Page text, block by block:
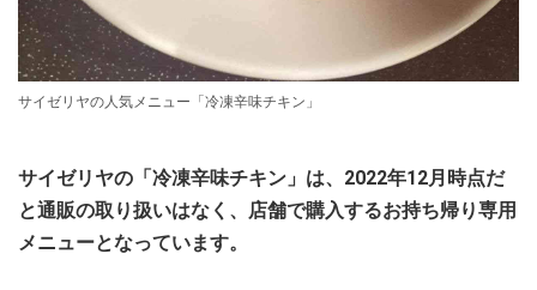
サイゼリヤの人気メニュー「冷凍辛味チキン」
サイゼリヤの「冷凍辛味チキン」は、2022年12月時点だ
と通販の取り扱いはなく、店舗で購入するお持ち帰り専用
メニューとなっています。